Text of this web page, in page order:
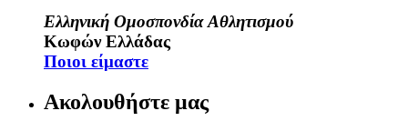
Ελληνική Ομοσπονδία Αθλητισμού
Κωφών Ελλάδας
Ποιοι είμαστε
Ακολουθήστε μας